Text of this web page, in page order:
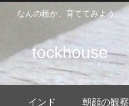
なんの種か、育ててみよう。
tockhouse
インド 朝顔の観察